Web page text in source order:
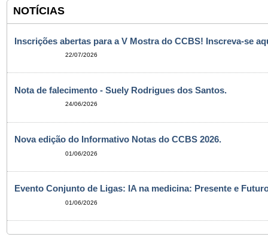
NOTÍCIAS
Inscrições abertas para a V Mostra do CCBS! Inscreva-se
22/07/2026
Nota de falecimento - Suely Rodrigues dos Santos.
24/06/2026
Nova edição do Informativo Notas do CCBS 2026.
01/06/2026
Evento Conjunto de Ligas: IA na medicina: Presente e
01/06/2026